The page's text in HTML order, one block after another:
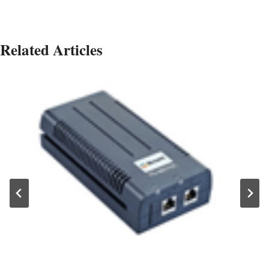
Related Articles